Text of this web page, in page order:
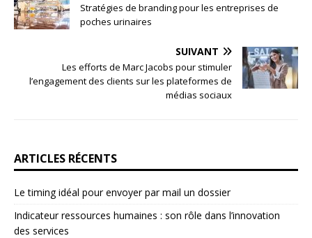
Stratégies de branding pour les entreprises de
poches urinaires
SUIVANT
Les efforts de Marc Jacobs pour stimuler
l’engagement des clients sur les plateformes de
médias sociaux
ARTICLES RÉCENTS
Le timing idéal pour envoyer par mail un dossier
Indicateur ressources humaines : son rôle dans l’innovation
des services